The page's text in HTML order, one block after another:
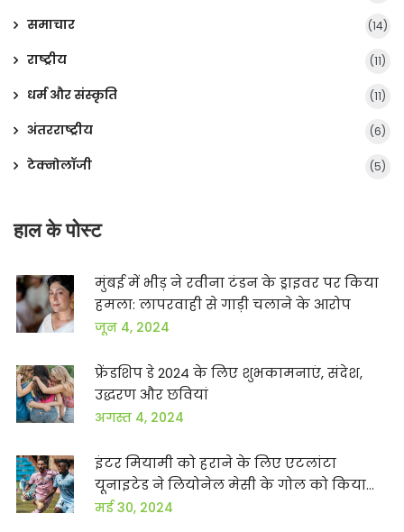
समाचार (14)
राष्ट्रीय (11)
धर्म और संस्कृति (11)
अंतरराष्ट्रीय (6)
टेक्नोलॉजी (5)
हाल के पोस्ट
मुंबई में भीड़ ने रवीना टंडन के ड्राइवर पर किया
हमला: लापरवाही से गाड़ी चलाने के आरोप
जून 4, 2024
फ्रेंडशिप डे 2024 के लिए शुभकामनाएं, संदेश,
उद्धरण और छवियां
अगस्त 4, 2024
इंटर मियामी को हराने के लिए एटलांटा
यूनाइटेड ने लियोनेल मेसी के गोल को किया
निष्फल
मई 30, 2024